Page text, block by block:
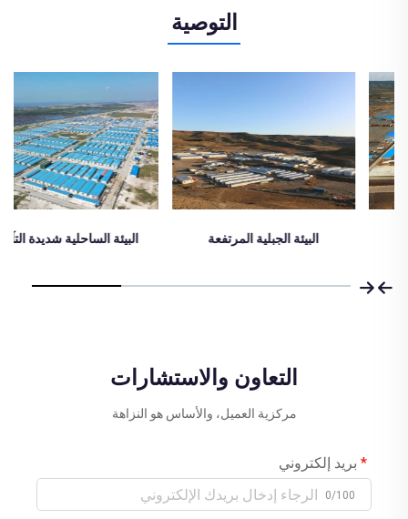
التوصية
البيئة الجبلية المرتفعة البيئة الساحلية شديدة التآكل
التعاون والاستشارات
مركزية العميل، والأساس هو النزاهة
بريد إلكتروني
0/100